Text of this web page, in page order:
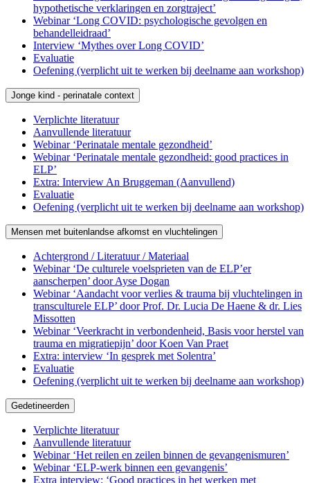
hypothetische verklaringen en zorgtraject’
Webinar ‘Long COVID: psychologische gevolgen en
behandelleidraad’
Interview ‘Mythes over Long COVID’
Evaluatie
Oefening (verplicht uit te werken bij deelname aan workshop)
Jonge kind - perinatale context
Verplichte literatuur
Aanvullende literatuur
Webinar ‘Perinatale mentale gezondheid’
Webinar ‘Perinatale mentale gezondheid: good practices in
ELP’
Extra: Interview An Bruggeman (Aanvullend)
Evaluatie
Oefening (verplicht uit te werken bij deelname aan workshop)
Mensen met buitenlandse afkomst en vluchtelingen
Achtergrond / Literatuur / Materiaal
Webinar ‘De culturele voelsprieten van de ELP’er
aanscherpen’ door Ayse Dogan
Webinar ‘Aandacht voor verlies & trauma bij vluchtelingen in
transculturele ELP’ door Prof. Dr. Lucia De Haene & dr. Lies
Missotten
Webinar ‘Veerkracht in verbondenheid, Basis voor herstel van
trauma en migratiepijn’ door Koen Van Praet
Extra: interview ‘In gesprek met Solentra’
Evaluatie
Oefening (verplicht uit te werken bij deelname aan workshop)
Gedetineerden
Verplichte literatuur
Aanvullende literatuur
Webinar ‘Het reilen en zeilen binnen de gevangenismuren’
Webinar ‘ELP-werk binnen een gevangenis’
Extra interview: ‘Good practices in het werken met